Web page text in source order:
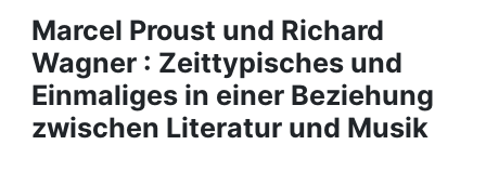
Projects
People
Institutions
Marcel Proust und Richard
Wagner : Zeittypisches und
Einmaliges in einer Beziehung
zwischen Literatur und Musik